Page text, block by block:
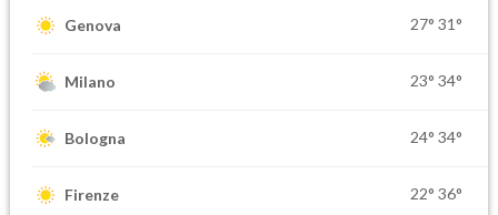
Genova 27° 31°
Milano 23° 34°
Bologna 24° 34°
Firenze 22° 36°